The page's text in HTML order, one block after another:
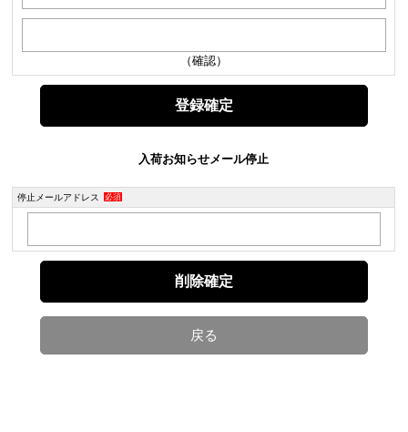
（確認）
入荷お知らせメール停止
停止メールアドレス 必須